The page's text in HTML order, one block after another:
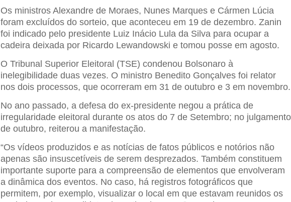
Os ministros Alexandre de Moraes, Nunes Marques e Cármen Lúcia
foram excluídos do sorteio, que aconteceu em 19 de dezembro. Zanin
foi indicado pelo presidente Luiz Inácio Lula da Silva para ocupar a
cadeira deixada por Ricardo Lewandowski e tomou posse em agosto.
O Tribunal Superior Eleitoral (TSE) condenou Bolsonaro à
inelegibilidade duas vezes. O ministro Benedito Gonçalves foi relator
nos dois processos, que ocorreram em 31 de outubro e 3 em novembro.
No ano passado, a defesa do ex-presidente negou a prática de
irregularidade eleitoral durante os atos do 7 de Setembro; no julgamento
de outubro, reiterou a manifestação.
“Os vídeos produzidos e as notícias de fatos públicos e notórios não
apenas são insuscetíveis de serem desprezados. Também constituem
importante suporte para a compreensão de elementos que envolveram
a dinâmica dos eventos. No caso, há registros fotográficos que
permitem, por exemplo, visualizar o local em que estavam reunidos os